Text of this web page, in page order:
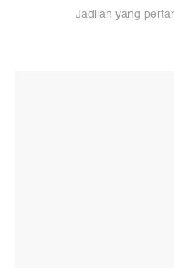
Jadilah yang